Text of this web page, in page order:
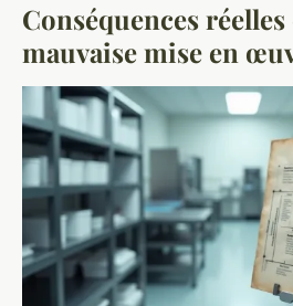
Conséquences
mauvaise mise en